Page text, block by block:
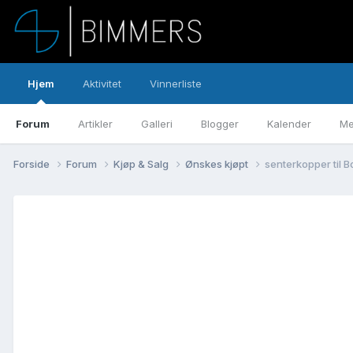
Hjem
Forum Artikler Galleri Blogger Kalender
Aktivitet Vinnerliste
Forside Forum Kjøp & Salg Ønskes kjøpt senterkopper til